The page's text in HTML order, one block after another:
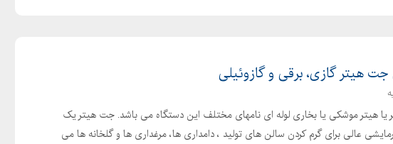
هیتر گازی، برقی و گازوئیلی
هیتر موشکی یا بخاری لوله ای نامهای مختلف این دستگاه می باشد. جت هیتر یک
عالی برای گرم کردن سالن های تولید ، دامداری ها، مرغداری ها و گلخانه ها می